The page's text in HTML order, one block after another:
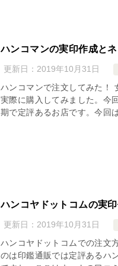
ハンコマンの実印作成と
更新日： 2019年10月31日
ハンコマンで注文してみた！
実際に購入してみました。今
期で定評あるお店です。今回
ハンコヤドットコムの実
更新日： 2019年10月31日
ハンコヤドットコムでの注文
のは印鑑通販では定評あるハ